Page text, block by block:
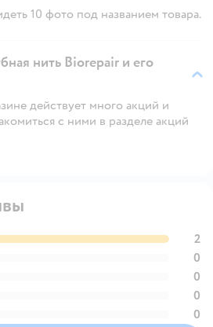
10 фото под названием товара.
нить Biorepair и его
действует много акций и
с ними в разделе акций
2
0
0
0
0